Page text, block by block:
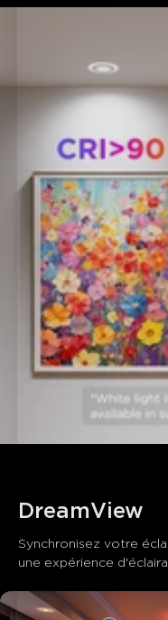
DreamView
Synchronisez votre
une expérience